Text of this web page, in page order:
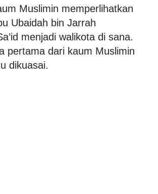
Muslimin memperlihatkan
Ubaidah bin Jarrah
menjadi walikota di sana.
pertama dari kaum Muslimin
dikuasai.